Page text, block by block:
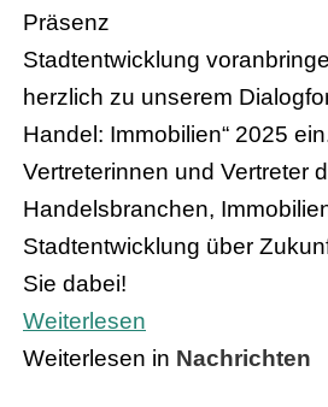
Präsenz
Stadtentwicklung
herzlich zu unserem
Handel: Immobilien“ 2025
Vertreterinnen und Vertreter
Handelsbranchen,
Stadtentwicklung über
Sie dabei!
Weiterlesen
Weiterlesen in Nachrichten